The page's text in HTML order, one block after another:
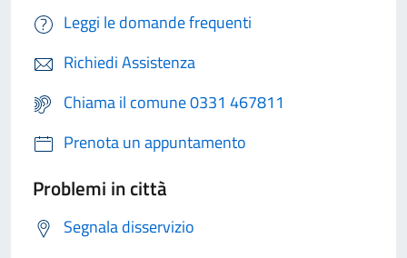
Leggi le domande frequenti
Richiedi Assistenza
Chiama il comune 0331 467811
Prenota un appuntamento
Problemi in città
Segnala disservizio